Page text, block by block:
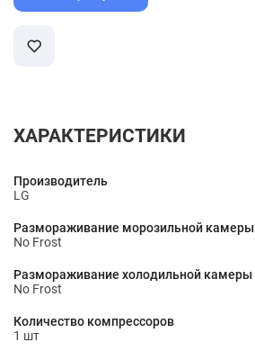
ХАРАКТЕРИСТИКИ
Производитель
LG
Размораживание морозильной камеры
No Frost
Размораживание холодильной камеры
No Frost
Количество компрессоров
1 шт